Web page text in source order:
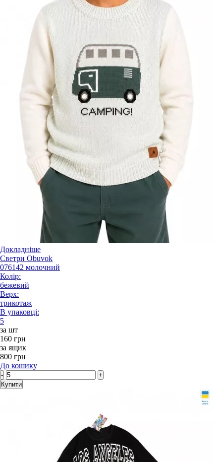
Докладніше
Светри Obuvok
076142 молочний
Колір:
бежевий
Верх:
трикотаж
В упаковці:
5
за шт
160 грн
за ящик
800 грн
До кошику
-
+
Купити